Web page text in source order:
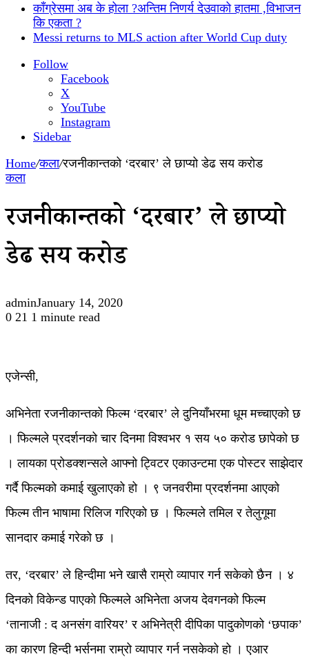
काँग्रेसमा अब के होला ?अन्तिम निणर्य देउवाको हातमा ,विभाजन
कि एकता ?
Messi returns to MLS action after World Cup duty
Follow
Facebook
X
YouTube
Instagram
Sidebar
Home/कला/रजनीकान्तको ‘दरबार’ ले छाप्यो डेढ सय करोड
कला
रजनीकान्तको ‘दरबार’ ले छाप्यो
डेढ सय करोड
adminJanuary 14, 2020
0 21 1 minute read
एजेन्सी,
अभिनेता रजनीकान्तको फिल्म ‘दरबार’ ले दुनियाँभरमा धूम मच्चाएको छ
। फिल्मले प्रदर्शनको चार दिनमा विश्वभर १ सय ५० करोड छापेको छ
। लायका प्रोडक्शन्सले आफ्नो ट्विटर एकाउन्टमा एक पोस्टर साझेदार
गर्दै फिल्मको कमाई खुलाएको हो । ९ जनवरीमा प्रदर्शनमा आएको
फिल्म तीन भाषामा रिलिज गरिएको छ । फिल्मले तमिल र तेलुगूमा
सानदार कमाई गरेको छ ।
तर, ‘दरबार’ ले हिन्दीमा भने खासै राम्रो व्यापार गर्न सकेको छैन । ४
दिनको विकेन्ड पाएको फिल्मले अभिनेता अजय देवगनको फिल्म
‘तानाजी : द अनसंग वारियर’ र अभिनेत्री दीपिका पादुकोणको ‘छपाक’
का कारण हिन्दी भर्सनमा राम्रो व्यापार गर्न नसकेको हो । एआर